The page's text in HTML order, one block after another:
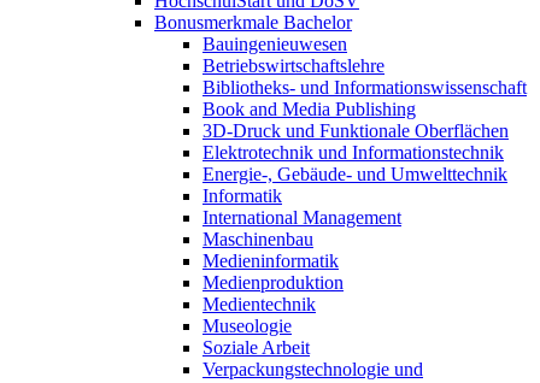
Bonusmerkmale Bachelor
Bauingenieuwesen
Betriebswirtschaftslehre
Bibliotheks- und Informationswissenschaft
Book and Media Publishing
3D-Druck und Funktionale Oberflächen
Elektrotechnik und Informationstechnik
Energie-, Gebäude- und Umwelttechnik
Informatik
International Management
Maschinenbau
Medieninformatik
Medienproduktion
Medientechnik
Museologie
Soziale Arbeit
Verpackungstechnologie und